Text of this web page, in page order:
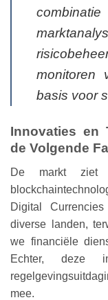
monitoren
basis voor
Innovaties en
de Volgende
De markt ziet
Digital
diverse landen,
we financiële
Echter, deze
mee.